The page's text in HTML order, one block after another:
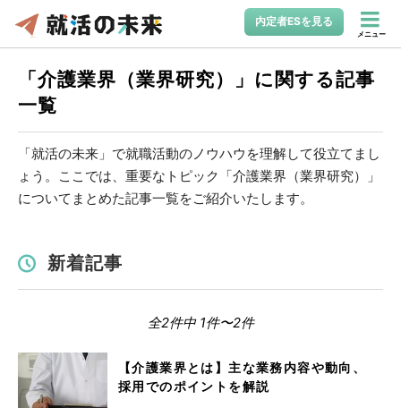
内定者ESを見る
メニュー
「介護業界（業界研究）」に関する記事
一覧
「就活の未来」で就職活動のノウハウを理解して役立てまし
ょう。ここでは、重要なトピック「介護業界（業界研究）」
についてまとめた記事一覧をご紹介いたします。
新着記事
全2件中 1件〜2件
【介護業界とは】主な業務内容や動向、
採用でのポイントを解説